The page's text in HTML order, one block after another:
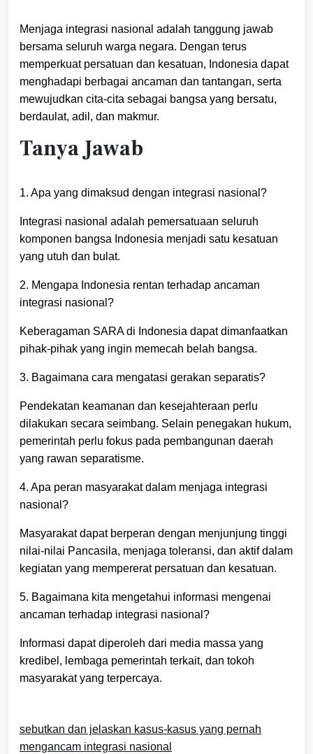
Menjaga integrasi nasional adalah tanggung jawab
bersama seluruh warga negara. Dengan terus
memperkuat persatuan dan kesatuan, Indonesia dapat
menghadapi berbagai ancaman dan tantangan, serta
mewujudkan cita-cita sebagai bangsa yang bersatu,
berdaulat, adil, dan makmur.
Tanya Jawab
1. Apa yang dimaksud dengan integrasi nasional?
Integrasi nasional adalah pemersatuaan seluruh
komponen bangsa Indonesia menjadi satu kesatuan
yang utuh dan bulat.
2. Mengapa Indonesia rentan terhadap ancaman
integrasi nasional?
Keberagaman SARA di Indonesia dapat dimanfaatkan
pihak-pihak yang ingin memecah belah bangsa.
3. Bagaimana cara mengatasi gerakan separatis?
Pendekatan keamanan dan kesejahteraan perlu
dilakukan secara seimbang. Selain penegakan hukum,
pemerintah perlu fokus pada pembangunan daerah
yang rawan separatisme.
4. Apa peran masyarakat dalam menjaga integrasi
nasional?
Masyarakat dapat berperan dengan menjunjung tinggi
nilai-nilai Pancasila, menjaga toleransi, dan aktif dalam
kegiatan yang mempererat persatuan dan kesatuan.
5. Bagaimana kita mengetahui informasi mengenai
ancaman terhadap integrasi nasional?
Informasi dapat diperoleh dari media massa yang
kredibel, lembaga pemerintah terkait, dan tokoh
masyarakat yang terpercaya.
sebutkan dan jelaskan kasus-kasus yang pernah
mengancam integrasi nasional